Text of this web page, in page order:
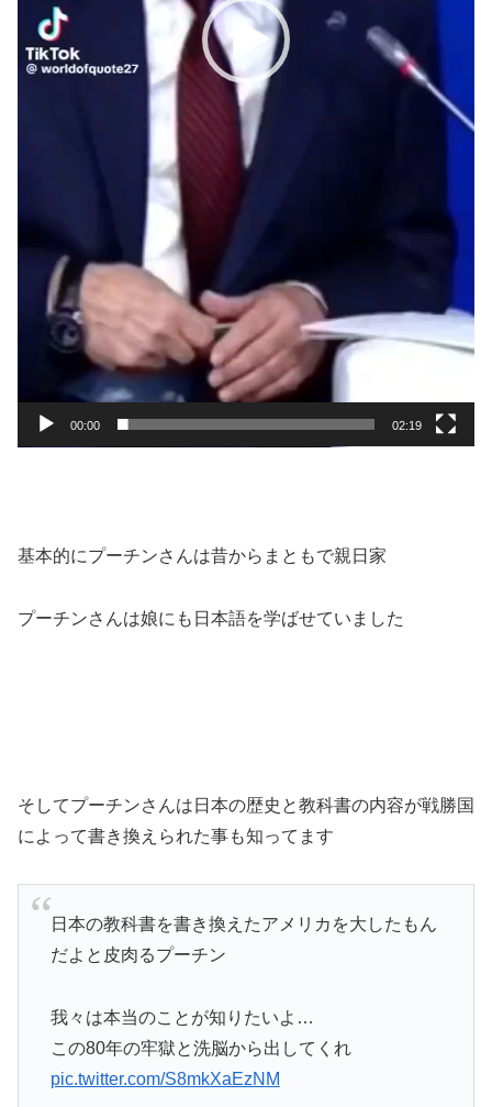
00:00 02:19
基本的にプーチンさんは昔からまともで親日家
プーチンさんは娘にも日本語を学ばせていました
そしてプーチンさんは日本の歴史と教科書の内容が戦勝国
によって書き換えられた事も知ってます
日本の教科書を書き換えたアメリカを大したもん
だよと皮肉るプーチン
我々は本当のことが知りたいよ…
この80年の牢獄と洗脳から出してくれ
pic.twitter.com/S8mkXaEzNM